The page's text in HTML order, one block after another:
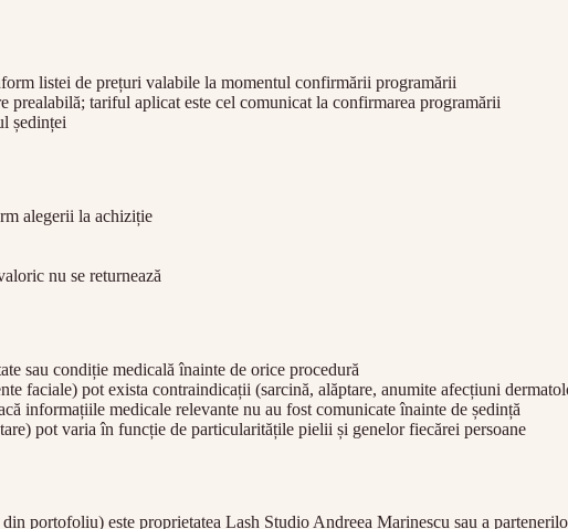
listei de prețuri valabile la momentul confirmării programării
tariful aplicat este cel comunicat la confirmarea programării
ședinței
alegerii la achiziție
nu se returnează
sau condiție medicală înainte de orice procedură
faciale) pot exista contraindicații (sarcină, alăptare, anumite afecțiuni
informațiile medicale relevante nu au fost comunicate înainte de ședință
pot varia în funcție de particularitățile pielii și genelor fiecărei persoane
portofoliu) este proprietatea Lash Studio Andreea Marinescu sau a